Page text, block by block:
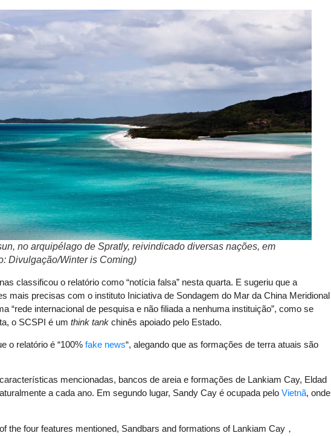
no arquipélago de Spratly, reivindicado diversas nações, em
Divulgação/Winter is Coming)
classificou o relatório como “notícia falsa” nesta quarta. E sugeriu que a
mais precisas com o instituto Iniciativa de Sondagem do Mar da China Meridional
“rede internacional de pesquisa e não filiada a nenhuma instituição”, como se
o SCSPI é um think tank chinês apoiado pelo Estado.
o relatório é “100% fake news“, alegando que as formações de terra atuais são
mencionadas, bancos de areia e formações de Lankiam Cay, Eldad
a cada ano. Em segundo lugar, Sandy Cay é ocupada pelo Vietnã, onde
the four features mentioned, Sandbars and formations of Lankiam Cay，